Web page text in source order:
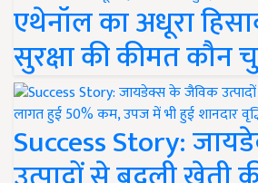
एथेनॉल का अधूरा
सुरक्षा की कीमत कौन
Success Story: